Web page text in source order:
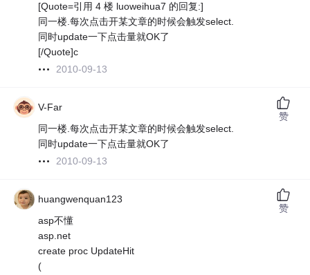
[Quote=引用 4 楼 luoweihua7 的回复:]
同一楼.每次点击开某文章的时候会触发select.
同时update一下点击量就OK了
[/Quote]c
2010-09-13
V-Far
同一楼.每次点击开某文章的时候会触发select.
同时update一下点击量就OK了
2010-09-13
赞
huangwenquan123
asp不懂
asp.net
create proc UpdateHit
(
赞